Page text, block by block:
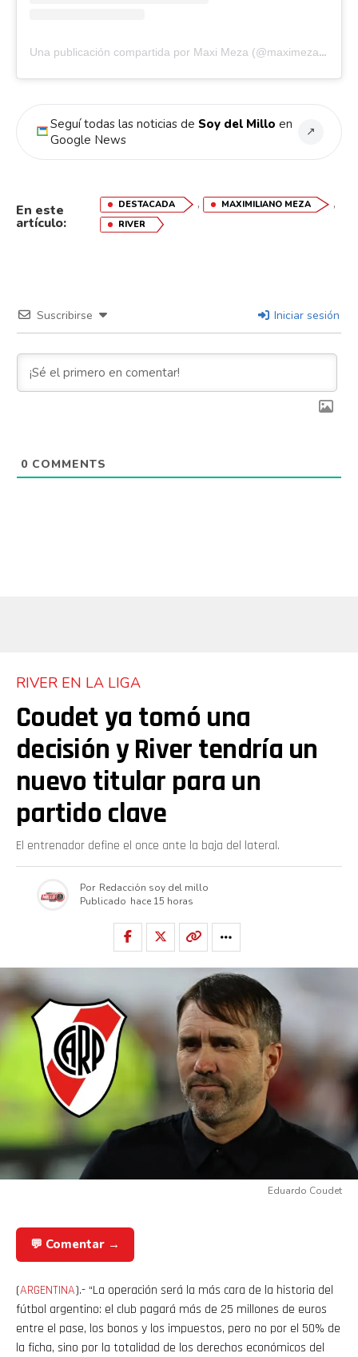
Una publicación compartida por Maxi Meza (@maximeza7)
Seguí todas las noticias de Soy del Millo en
Google News
↗
En este
artículo:
DESTACADA , MAXIMILIANO MEZA ,
RIVER
Suscribirse Iniciar sesión
0 COMMENTS
RIVER EN LA LIGA
Coudet ya tomó una
decisión y River tendría un
nuevo titular para un
partido clave
El entrenador define el once ante la baja del lateral.
Por Redacción soy del millo
Publicado hace 15 horas
Eduardo Coudet
💬 Comentar →
(ARGENTINA).- “La operación será la más cara de la historia del
fútbol argentino: el club pagará más de 25 millones de euros
entre el pase, los bonos y los impuestos, pero no por el 50% de
la ficha, sino por la totalidad de los derechos económicos del